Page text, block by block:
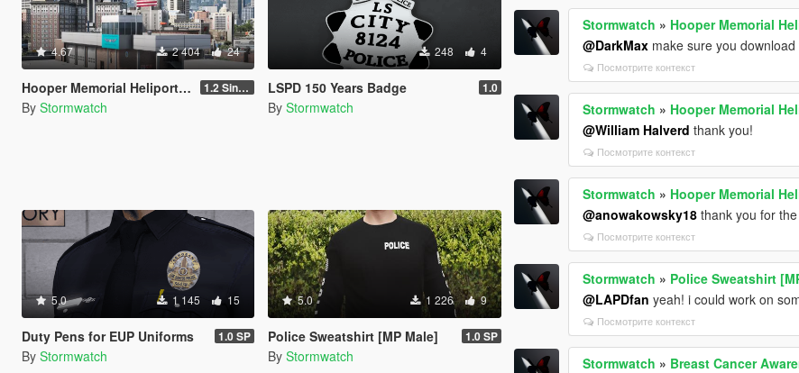
4.67 2 404 24
Hooper Memorial Heliport [Add-On SP / FiveM] 1.2 Singleplayer, RAGE:MP
By Stormwatch
248 4
LSPD 150 Years Badge 1.0
By Stormwatch
5.0 1 145 15
Duty Pens for EUP Uniforms 1.0 SP
By Stormwatch
5.0 1 226 9
Police Sweatshirt [MP Male] 1.0 SP
By Stormwatch
Stormwatch » Hooper Memorial
@DarkMax make sure you
Посмотрите контекст
Stormwatch » Hooper Memorial
@William Halverd thank you!
Посмотрите контекст
Stormwatch » Hooper Memorial
@anowakowsky18 thank you for
Посмотрите контекст
Stormwatch » Police Sweatshirt
@LAPDfan yeah! i could work on
Посмотрите контекст
Stormwatch » Breast Cancer